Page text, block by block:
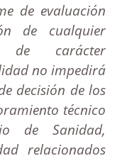
de evaluación
de cualquier
de carácter
no impedirá
decisión de los
técnico
de Sanidad,
relacionados